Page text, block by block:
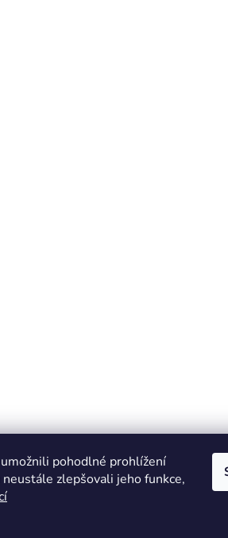
pohodlné prohlížení
zlepšovali jeho funkce,
společnost X-VISION